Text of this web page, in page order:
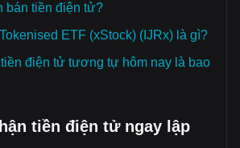
bán tiền điện tử?
ETF (xStock) (IJRx) là gì?
điện tử tương tự hôm nay là bao
tiền điện tử ngay lập